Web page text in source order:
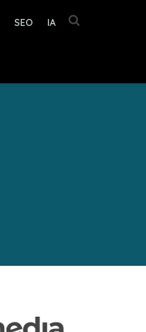
SEO IA